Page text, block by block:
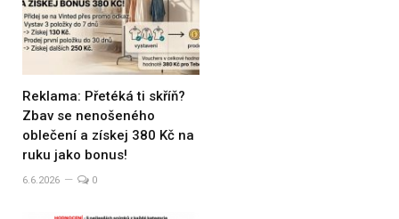
Reklama: Přetéká ti skříň?
Zbav se nenošeného
oblečení a získej 380 Kč na
ruku jako bonus!
6.6.2026 0